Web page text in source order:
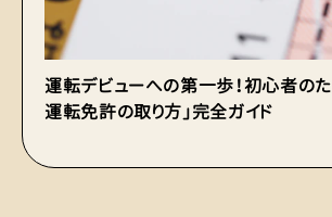
運転デビューへの第一歩！初心者の
運転免許の取り方」完全ガイド